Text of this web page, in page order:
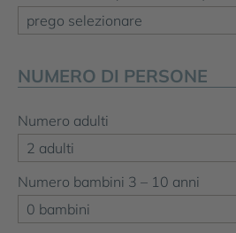
NUMERO DI PERSONE
Numero adulti
Numero bambini 3 – 10 anni